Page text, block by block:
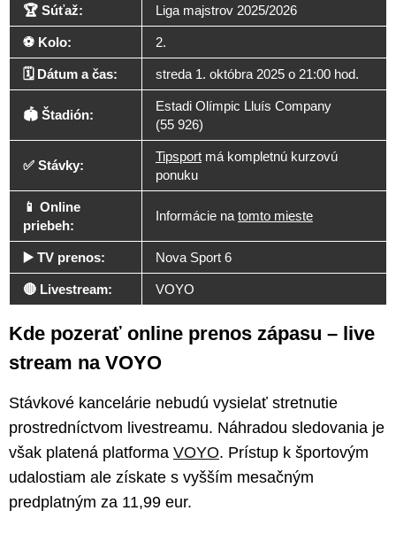
🏆 Súťaž: Liga majstrov 2025/2026
⚽ Kolo: 2.
🗓️ Dátum a čas: streda 1. októbra 2025 o 21:00 hod.
🏟️ Štadión:
Estadi Olímpic Lluís Company
(55 926)
✅ Stávky:
Tipsport má kompletnú kurzovú
ponuku
📱 Online
priebeh:
Informácie na tomto mieste
▶️ TV prenos: Nova Sport 6
🔴 Livestream: VOYO
Kde pozerať online prenos zápasu – live
stream na VOYO
Stávkové kancelárie nebudú vysielať stretnutie
prostredníctvom livestreamu. Náhradou sledovania je
však platená platforma VOYO. Prístup k športovým
udalostiam ale získate s vyšším mesačným
predplatným za 11,99 eur.